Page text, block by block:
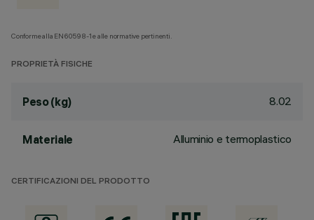
Conforme alla EN60598-1 e alle normative pertinenti.
PROPRIETÀ FISICHE
Peso (kg) 8.02
Materiale Alluminio e termoplastico
CERTIFICAZIONI DEL PRODOTTO